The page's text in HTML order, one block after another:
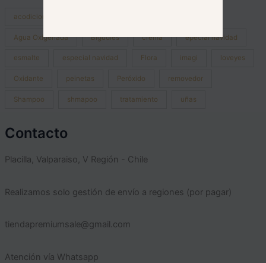
acodicionador
Agua Oxigenada Bigudíes crema epecial navidad
esmalte especial navidad Flora imagi loveyes
Oxidante peinetas Peróxido removedor
Shampoo shmapoo tratamiento uñas
Contacto
Placilla, Valparaiso, V Región - Chile
Realizamos solo gestión de envío a regiones (por pagar)
tiendapremiumsale@gmail.com
Atención vía Whatsapp